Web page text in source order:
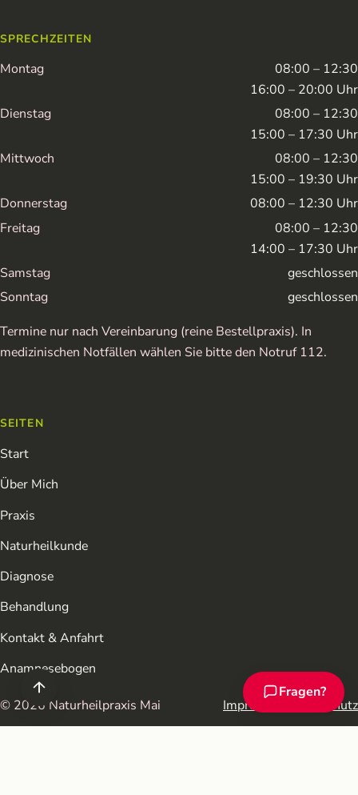
SPRECHZEITEN
Montag
08:00 – 12:30
16:00 – 20:00 Uhr
Dienstag
08:00 – 12:30
15:00 – 17:30 Uhr
Mittwoch
08:00 – 12:30
15:00 – 19:30 Uhr
Donnerstag
08:00 – 12:30 Uhr
Freitag
08:00 – 12:30
14:00 – 17:30 Uhr
Samstag
geschlossen
Sonntag
geschlossen
Termine nur nach Vereinbarung (reine Bestellpraxis). In
medizinischen Notfällen wählen Sie bitte den Notruf 112.
SEITEN
Start
Über Mich
Praxis
Naturheilkunde
Diagnose
Behandlung
Kontakt & Anfahrt
Anamnesebogen
© 2026 Naturheilpraxis Mai Impressum Datenschutz
Fragen?
Chat-Assistent